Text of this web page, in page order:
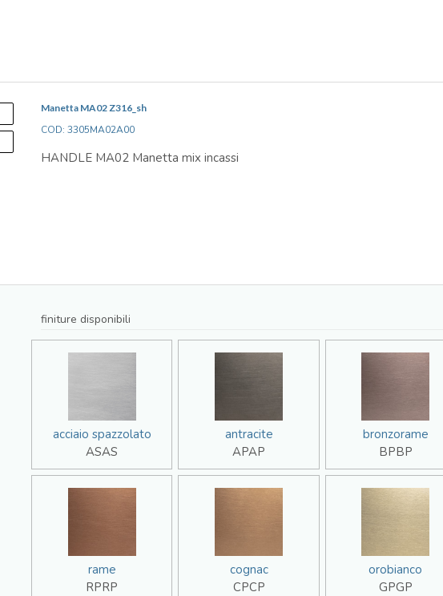
Manetta MA02 Z316_sh
COD: 3305MA02A00
HANDLE MA02 Manetta mix incassi
finiture disponibili
acciaio spazzolato
ASAS
antracite
APAP
bronzorame
BPBP
rame
RPRP
cognac
CPCP
orobianco
GPGP